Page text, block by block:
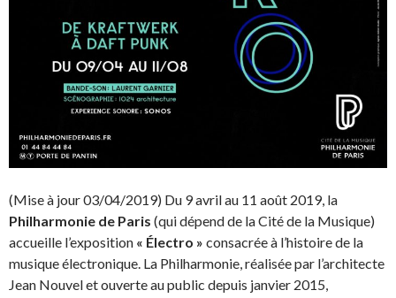
(Mise à jour 03/04/2019) Du 9 avril au 11 août 2019, la
Philharmonie de Paris (qui dépend de la Cité de la Musique)
accueille l’exposition « Électro » consacrée à l’histoire de la
musique électronique. La Philharmonie, réalisée par l’architecte
Jean Nouvel et ouverte au public depuis janvier 2015,